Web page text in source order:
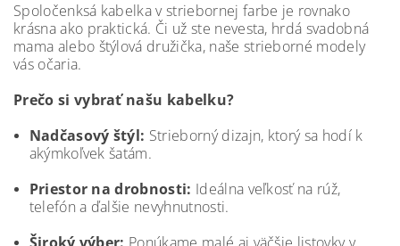
Spoločenksá kabelka v striebornej farbe je rovnako
krásna ako praktická. Či už ste nevesta, hrdá svadobná
mama alebo štýlová družička, naše strieborné modely
vás očaria.
Prečo si vybrať našu kabelku?
Nadčasový štýl: Strieborný dizajn, ktorý sa hodí k
akýmkoľvek šatám.
Priestor na drobnosti: Ideálna veľkosť na rúž,
telefón a ďalšie nevyhnutnosti.